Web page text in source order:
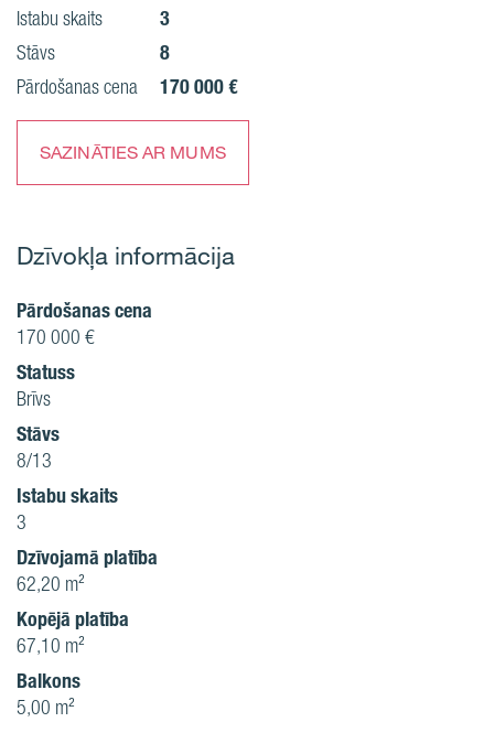
Istabu skaits 3
Stāvs 8
Pārdošanas cena 170 000 €
SAZINĀTIES AR MUMS
Dzīvokļa informācija
Pārdošanas cena
170 000 €
Statuss
Brīvs
Stāvs
8/13
Istabu skaits
3
Dzīvojamā platība
62,20 m²
Kopējā platība
67,10 m²
Balkons
5,00 m²